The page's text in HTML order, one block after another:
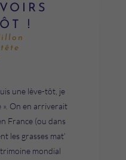
!
une lève-tôt, je
». On en arriverait
France (ou dans
les grasses mat’
mondial